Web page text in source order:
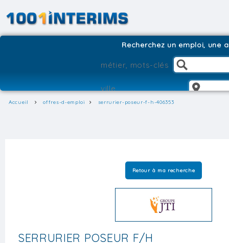
Recherchez un emploi, une
Accueil offres-d-emploi serrurier-poseur-f-h-406353
Retour à ma recherche
SERRURIER POSEUR F/H